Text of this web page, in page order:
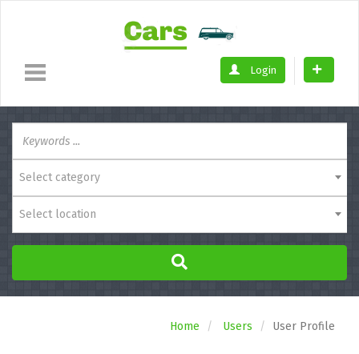
Login
Select category
Select location
Home Users User Profile